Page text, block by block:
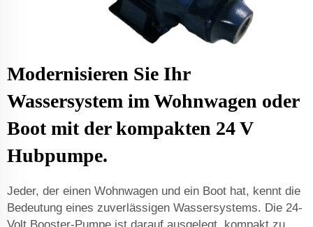
Modernisieren Sie Ihr
Wassersystem im Wohnwagen oder
Boot mit der kompakten 24 V
Hubpumpe.
Jeder, der einen Wohnwagen und ein Boot hat, kennt die
Bedeutung eines zuverlässigen Wassersystems. Die 24-